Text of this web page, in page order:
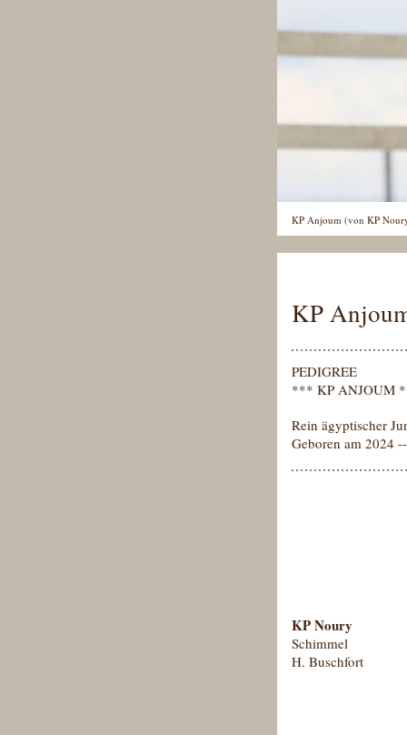
KP Anjoum (von KP
KP
PEDIGREE
*** KP ANJOUM
Rein ägyptischer
Geboren am 2024
KP Noury
Schimmel
H. Buschfort